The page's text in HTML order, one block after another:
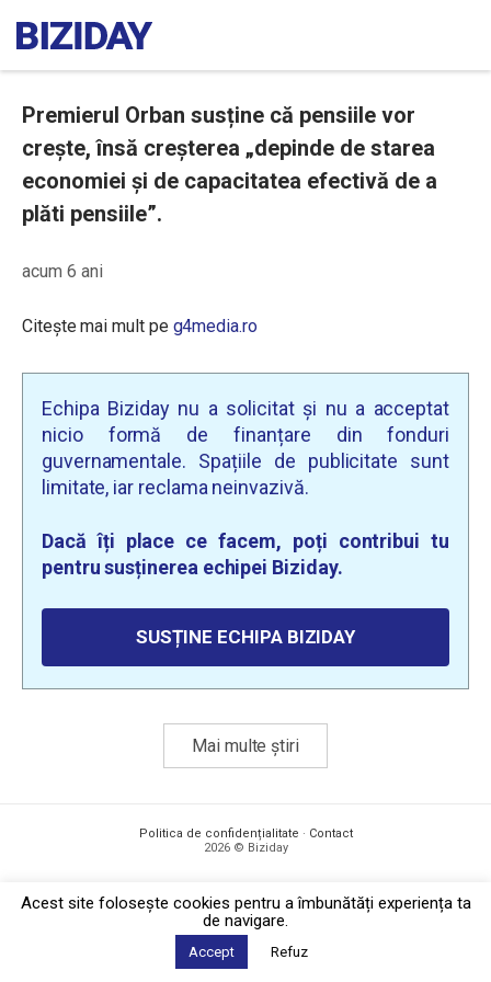
Premierul Orban susține că pensiile vor
crește, însă creșterea „depinde de starea
economiei și de capacitatea efectivă de a
plăti pensiile”.
acum 6 ani
Citește mai mult pe g4media.ro
Echipa Biziday nu a solicitat și nu a acceptat
nicio formă de finanțare din fonduri
guvernamentale. Spațiile de publicitate sunt
limitate, iar reclama neinvazivă.
Dacă îți place ce facem, poți contribui tu
pentru susținerea echipei Biziday.
SUSȚINE ECHIPA BIZIDAY
Mai multe știri
Politica de confidențialitate · Contact
2026 © Biziday
Acest site foloseşte cookies pentru a îmbunătăți experiența ta
de navigare.
Accept Refuz